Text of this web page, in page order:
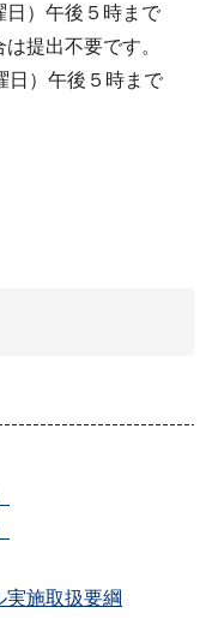
日）午後５時まで
提出不要です。
日）午後５時まで
施取扱要綱